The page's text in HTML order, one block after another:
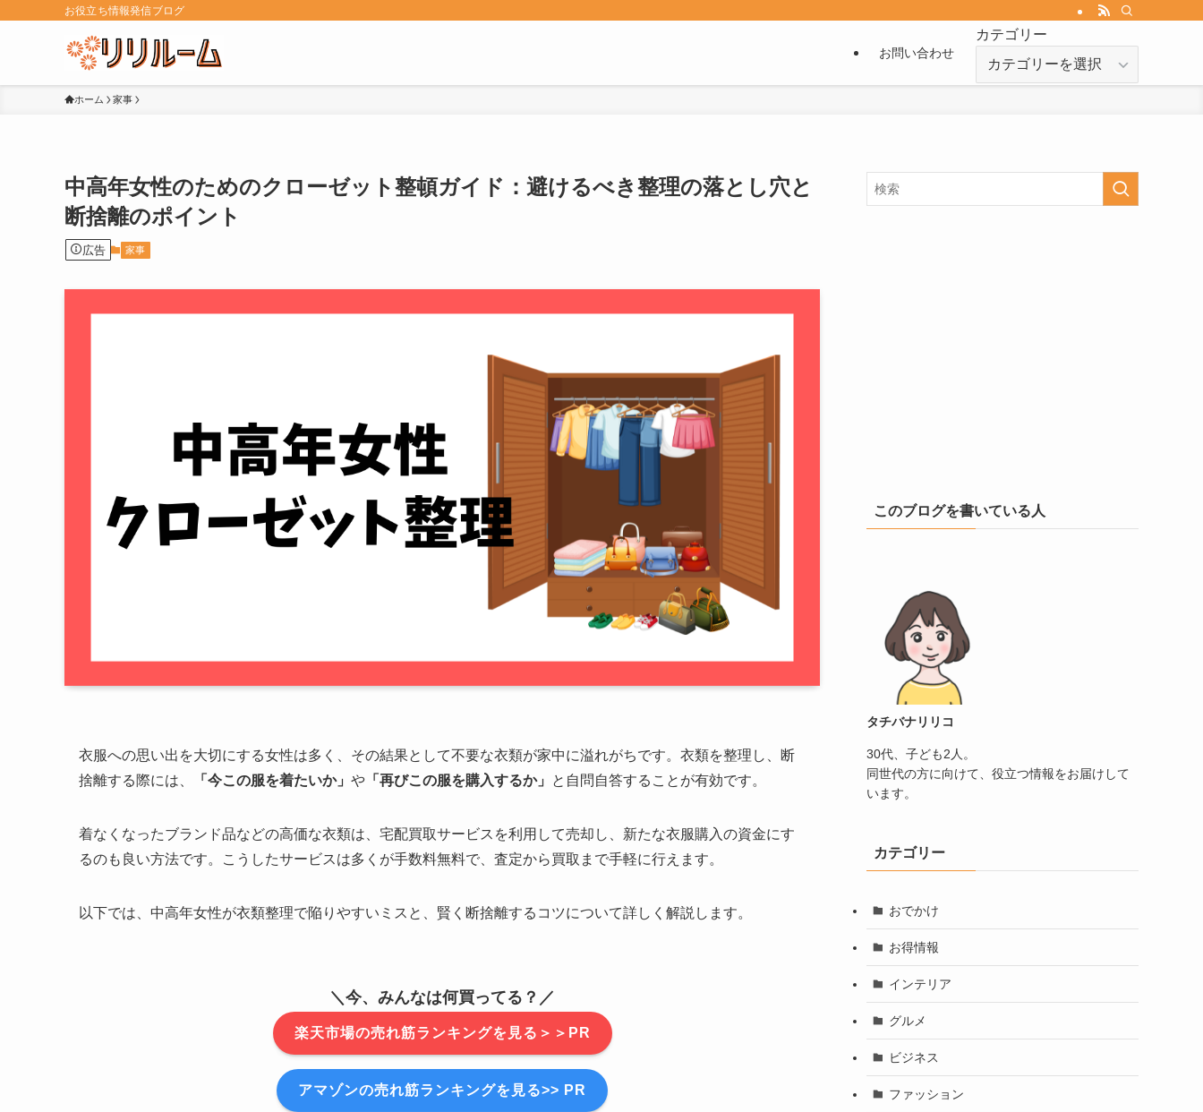
お役立ち情報発信ブログ
お問い合わせ
カテゴリー
ホーム 家事
中高年女性のためのクローゼット整頓ガイド：避けるべき整理の落とし穴と
断捨離のポイント
広告 家事
衣服への思い出を大切にする女性は多く、その結果として不要な衣類が家中に溢れがちです。衣類を整理し、断
捨離する際には、
「今この服を着たいか」 や 「再びこの服を購入するか」 と自問自答することが有効です。
着なくなったブランド品などの高価な衣類は、宅配買取サービスを利用して売却し、新たな衣服購入の資金にす
るのも良い方法です。こうしたサービスは多くが手数料無料で、査定から買取まで手軽に行えます。
以下では、中高年女性が衣類整理で陥りやすいミスと、賢く断捨離するコツについて詳しく解説します。
＼今、みんなは何買ってる？／
楽天市場の売れ筋ランキングを見る＞＞PR
アマゾンの売れ筋ランキングを見る>> PR
このブログを書いている人
タチバナリリコ
30代、子ども2人。
同世代の方に向けて、役立つ情報をお届けして
います。
カテゴリー
おでかけ
お得情報
インテリア
グルメ
ビジネス
ファッション